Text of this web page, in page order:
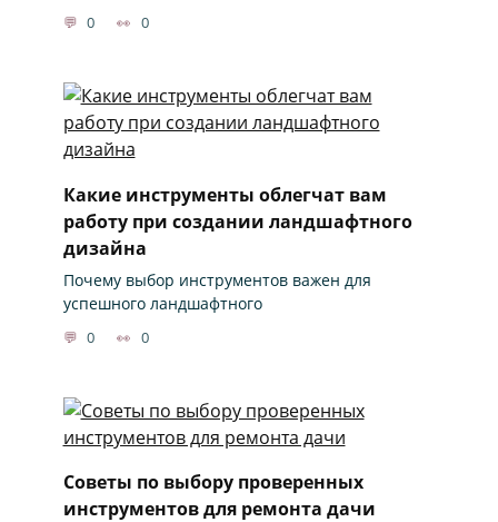
0 0
Какие инструменты облегчат вам
работу при создании ландшафтного
дизайна
Почему выбор инструментов важен для
успешного ландшафтного
0 0
Советы по выбору проверенных
инструментов для ремонта дачи